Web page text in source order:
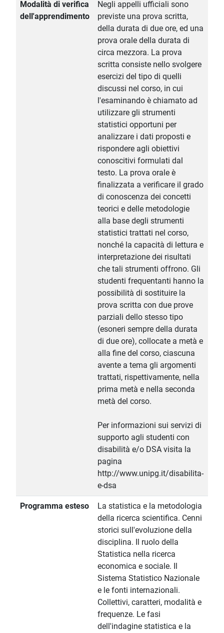
Modalità di verifica
dell'apprendimento
Negli appelli ufficiali sono
previste una prova scritta,
della durata di due ore, ed una
prova orale della durata di
circa mezzora. La prova
scritta consiste nello svolgere
esercizi del tipo di quelli
discussi nel corso, in cui
l'esaminando è chiamato ad
utilizzare gli strumenti
statistici opportuni per
analizzare i dati proposti e
rispondere agli obiettivi
conoscitivi formulati dal
testo. La prova orale è
finalizzata a verificare il grado
di conoscenza dei concetti
teorici e delle metodologie
alla base degli strumenti
statistici trattati nel corso,
nonché la capacità di lettura e
interpretazione dei risultati
che tali strumenti offrono. Gli
studenti frequentanti hanno la
possibilità di sostituire la
prova scritta con due prove
parziali dello stesso tipo
(esoneri sempre della durata
di due ore), collocate a metà e
alla fine del corso, ciascuna
avente a tema gli argomenti
trattati, rispettivamente, nella
prima metà e nella seconda
metà del corso.
Per informazioni sui servizi di
supporto agli studenti con
disabilità e/o DSA visita la
pagina
http://www.unipg.it/disabilita-
e-dsa
Programma esteso
La statistica e la metodologia
della ricerca scientifica. Cenni
storici sull'evoluzione della
disciplina. Il ruolo della
Statistica nella ricerca
economica e sociale. Il
Sistema Statistico Nazionale
e le fonti internazionali.
Collettivi, caratteri, modalità e
frequenze. Le fasi
dell'indagine statistica e la